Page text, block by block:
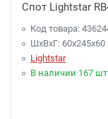
Спот Lightstar
Код товара:
ШхВхГ:
Lightstar
В наличии 167